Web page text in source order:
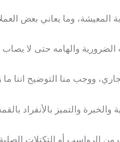
المعيشة، وما يعاني بعض
والهامه حتى لا
ووجب منا التوضيح اننا ما
والخبرة والتميز بالأنفراد
من الرواسب أو التكتلات